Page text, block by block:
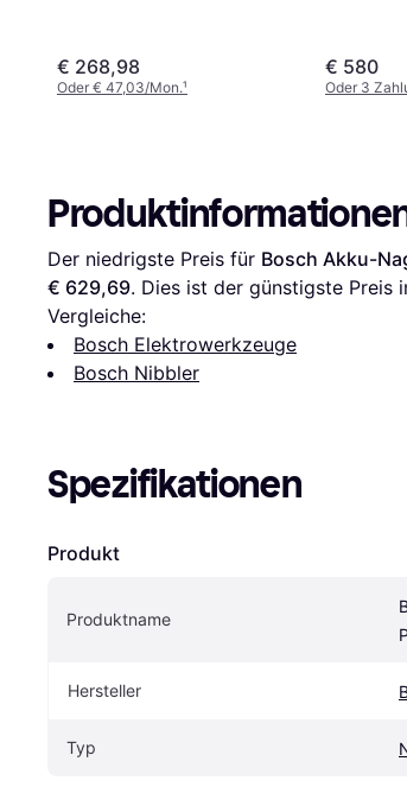
€ 268,98
Oder € 47,03/Mon.¹
€ 580
Oder 3
Der niedrigste Preis für Bosch Akku-
€ 629,69. Dies ist der günstigste Preis
Vergleiche:
Bosch Elektrowerkzeuge
Bosch Nibbler
Spezifikationen
Produkt
Produktname
Hersteller
Typ